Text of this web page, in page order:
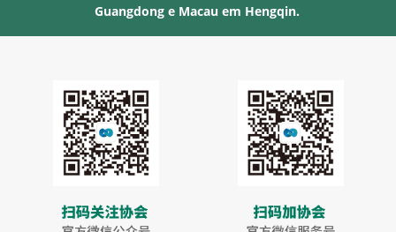
Guangdong e Macau em Hengqin.